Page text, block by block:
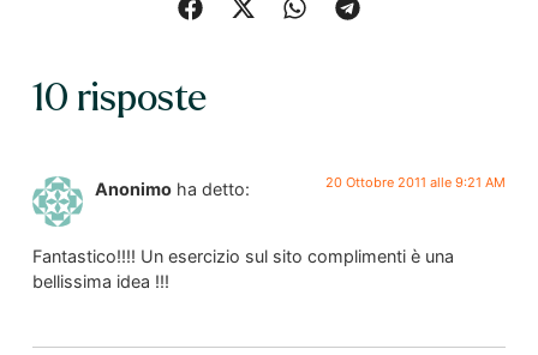
10 risposte
Anonimo ha detto: 20 Ottobre 2011 alle 9:21 AM
Fantastico!!!! Un esercizio sul sito complimenti è una
bellissima idea !!!